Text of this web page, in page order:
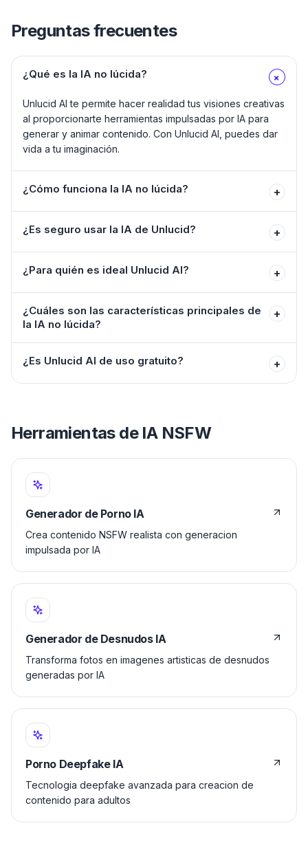
Preguntas frecuentes
¿Qué es la IA no lúcida? +
Unlucid AI te permite hacer realidad tus visiones creativas
al proporcionarte herramientas impulsadas por IA para
generar y animar contenido. Con Unlucid AI, puedes dar
vida a tu imaginación.
¿Cómo funciona la IA no lúcida? +
¿Es seguro usar la IA de Unlucid? +
¿Para quién es ideal Unlucid AI? +
¿Cuáles son las características principales de
la IA no lúcida?
+
¿Es Unlucid AI de uso gratuito? +
Herramientas de IA NSFW
Generador de Porno IA
Crea contenido NSFW realista con generacion
impulsada por IA
Generador de Desnudos IA
Transforma fotos en imagenes artisticas de desnudos
generadas por IA
Porno Deepfake IA
Tecnologia deepfake avanzada para creacion de
contenido para adultos